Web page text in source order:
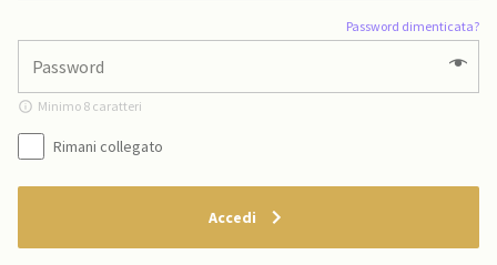
Password dimenticata?
Minimo 8 caratteri
Rimani collegato
Accedi